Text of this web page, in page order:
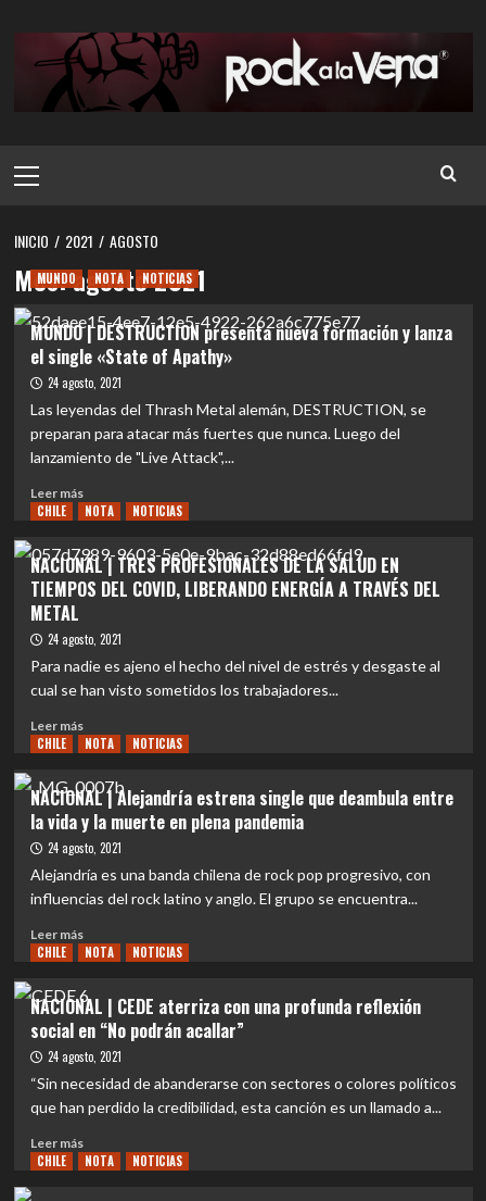
contenido
principal
INICIO 2021 AGOSTO
Mes:agosto 2021
MUNDO NOTA NOTICIAS
MUNDO | DESTRUCTION presenta nueva formación y lanza
el single «State of Apathy»
24 agosto, 2021
Las leyendas del Thrash Metal alemán, DESTRUCTION, se
preparan para atacar más fuertes que nunca. Luego del
lanzamiento de "Live Attack",...
Leer másLeer
más
MUNDO
|
DESTRUCTION
nueva
y
lanza
single
«State
of
Apathy»
CHILE NOTA NOTICIAS
NACIONAL | TRES PROFESIONALES DE LA SALUD EN
TIEMPOS DEL COVID, LIBERANDO ENERGÍA A TRAVÉS DEL
METAL
24 agosto, 2021
Para nadie es ajeno el hecho del nivel de estrés y desgaste al
cual se han visto sometidos los trabajadores...
Leer másLeer
más
NACIONAL
|
TRES
PROFESIONALES
DE
SALUD
EN
TIEMPOS
COVID,
LIBERANDO
ENERGÍA
A
DEL
METAL
CHILE NOTA NOTICIAS
NACIONAL | Alejandría estrena single que deambula entre
la vida y la muerte en plena pandemia
24 agosto, 2021
Alejandría es una banda chilena de rock pop progresivo, con
influencias del rock latino y anglo. El grupo se encuentra...
Leer másLeer
más
NACIONAL
|
Alejandría
estrena
single
deambula
entre
la
CHILE NOTA NOTICIAS
NACIONAL | CEDE aterriza con una profunda reflexión
social en “No podrán acallar”
24 agosto, 2021
“Sin necesidad de abanderarse con sectores o colores políticos
que han perdido la credibilidad, esta canción es un llamado a...
Leer másLeer
más
CHILE NOTA NOTICIAS